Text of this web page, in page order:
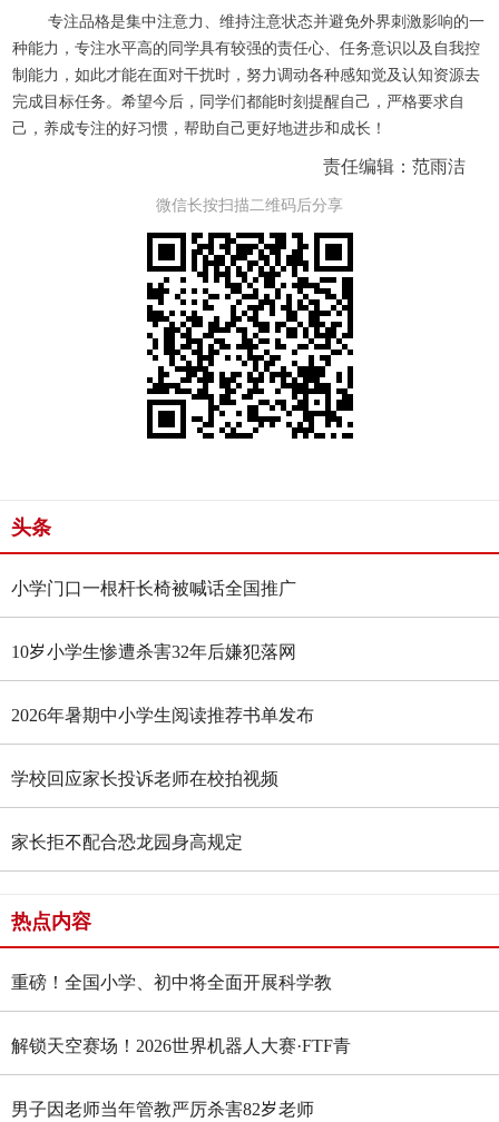
专注品格是集中注意力、维持注意状态并避免外界刺激影响的一
种能力，专注水平高的同学具有较强的责任心、任务意识以及自我控
制能力，如此才能在面对干扰时，努力调动各种感知觉及认知资源去
完成目标任务。希望今后，同学们都能时刻提醒自己，严格要求自
己，养成专注的好习惯，帮助自己更好地进步和成长！
责任编辑：范雨洁
微信长按扫描二维码后分享
头条
小学门口一根杆长椅被喊话全国推广
10岁小学生惨遭杀害32年后嫌犯落网
2026年暑期中小学生阅读推荐书单发布
学校回应家长投诉老师在校拍视频
家长拒不配合恐龙园身高规定
热点内容
重磅！全国小学、初中将全面开展科学教
育“做中学”领航行动
解锁天空赛场！2026世界机器人大赛·FTF青
少年无人机大赛四川选拔赛燃情启幕
男子因老师当年管教严厉杀害82岁老师